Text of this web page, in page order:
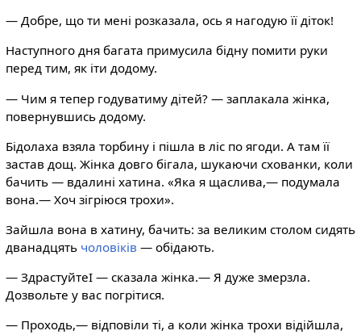
— Добре, що ти мені розказала, ось я нагодую її діток!
Наступного дня багата примусила бідну помити руки
перед тим, як іти додому.
— Чим я тепер годуватиму дітей? — заплакала жінка,
повернувшись додому.
Бідолаха взяла торбину і пішла в ліс по ягоди. А там її
застав дощ. Жінка довго бігала, шукаючи схованки, коли
бачить — вдалині хатина. «Яка я щаслива,— подумала
вона.— Хоч зігріюся трохи».
Зайшла вона в хатину, бачить: за великим столом сидять
дванадцять чоловіків — обідають.
— ЗдрастуйтеІ — сказала жінка.— Я дуже змерзла.
Дозвольте у вас погрітися.
— Проходь,— відповіли ті, а коли жінка трохи відійшла,